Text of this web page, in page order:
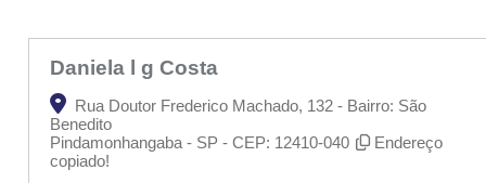
Daniela l g Costa
Rua Doutor Frederico Machado, 132 - Bairro: São
Benedito
Pindamonhangaba - SP - CEP: 12410-040
Endereço
copiado!